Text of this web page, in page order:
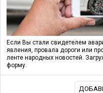
Если Вы стали свидетелем
явления, провала дороги или
ленте народных новостей.
форму.